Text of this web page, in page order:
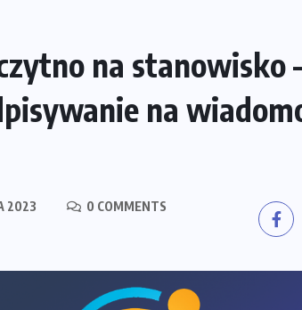
na stanowisko
na
2023
0 COMMENTS